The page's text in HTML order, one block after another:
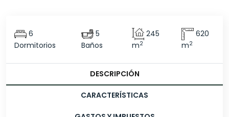
6
Dormitorios
5
Baños
245
m2
620
m2
DESCRIPCIÓN
CARACTERÍSTICAS